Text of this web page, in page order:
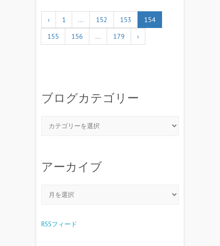
‹ 1 … 152 153
154
155
156 … 179 ›
ブログカテゴリー
アーカイブ
RSSフィード